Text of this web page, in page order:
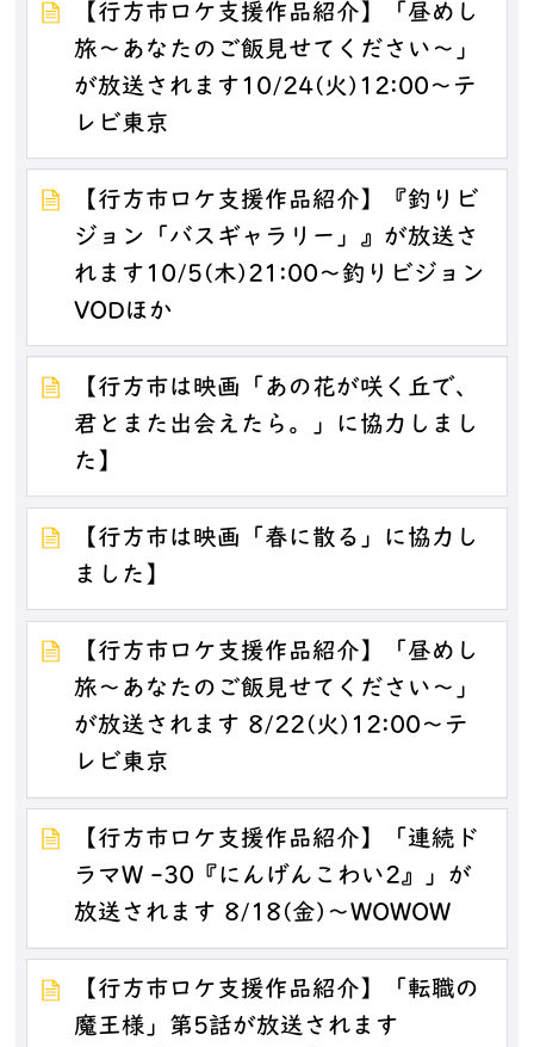
【行方市ロケ支援作品紹介】「昼めし
旅～あなたのご飯見せてください～」
が放送されます10/24(火)12:00～テ
レビ東京
【行方市ロケ支援作品紹介】『釣りビ
ジョン「バスギャラリー」』が放送さ
れます10/5(木)21:00～釣りビジョン
VODほか
【行方市は映画「あの花が咲く丘で、
君とまた出会えたら。」に協力しまし
た】
【行方市は映画「春に散る」に協力し
ました】
【行方市ロケ支援作品紹介】「昼めし
旅～あなたのご飯見せてください～」
が放送されます 8/22(火)12:00～テ
レビ東京
【行方市ロケ支援作品紹介】「連続ド
ラマW -30『にんげんこわい2』」が
放送されます 8/18(金)～WOWOW
【行方市ロケ支援作品紹介】「転職の
魔王様」第5話が放送されます